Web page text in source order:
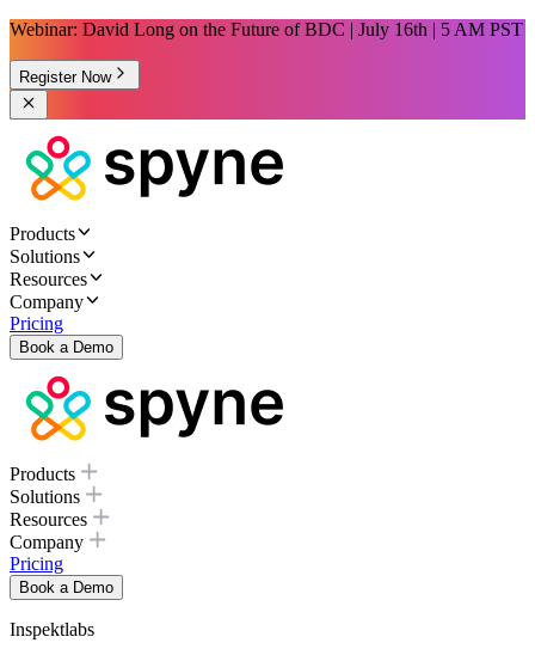
Webinar: David Long on the Future of BDC | July 16th | 5 AM PST
Register Now
Products
Solutions
Resources
Company
Pricing
Book a Demo
Products
Solutions
Resources
Company
Pricing
Book a Demo
Inspektlabs